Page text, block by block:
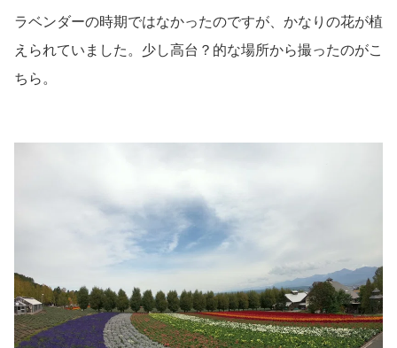
ラベンダーの時期ではなかったのですが、かなりの花が植
えられていました。少し高台？的な場所から撮ったのがこ
ちら。